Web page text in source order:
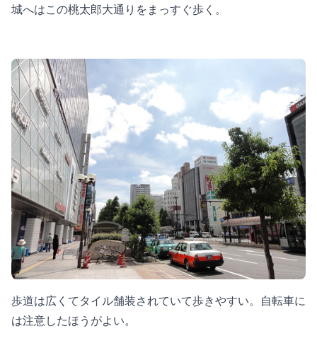
城へはこの桃太郎大通りをまっすぐ歩く。
歩道は広くてタイル舗装されていて歩きやすい。自転車に
は注意したほうがよい。